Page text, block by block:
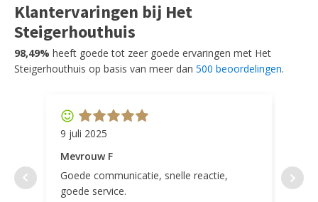
Klantervaringen bij Het
Steigerhouthuis
98,49% heeft goede tot zeer goede ervaringen met Het
Steigerhouthuis op basis van meer dan 500 beoordelingen.
9 juli 2025
Mevrouw F
Goede communicatie, snelle reactie,
goede service.
door